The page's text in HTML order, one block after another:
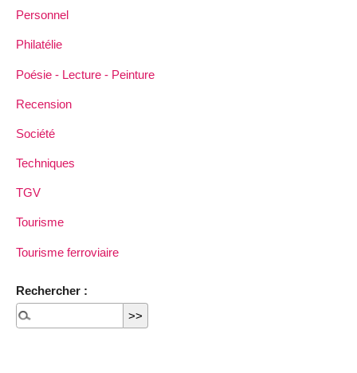
Personnel
Philatélie
Poésie - Lecture - Peinture
Recension
Société
Techniques
TGV
Tourisme
Tourisme ferroviaire
Rechercher :